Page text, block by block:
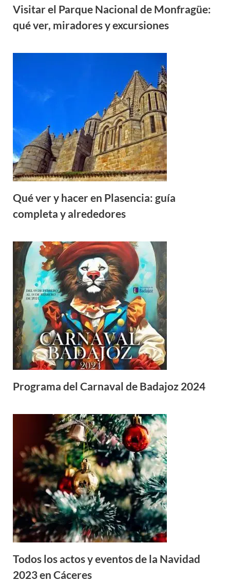
Visitar el Parque Nacional de Monfragüe:
qué ver, miradores y excursiones
Qué ver y hacer en Plasencia: guía
completa y alrededores
Programa del Carnaval de Badajoz 2024
Todos los actos y eventos de la Navidad
2023 en Cáceres